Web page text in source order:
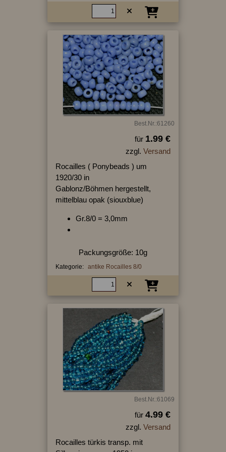
Best.Nr.:61260
für 1.99 €
zzgl. Versand
Rocailles ( Ponybeads ) um
1920/30 in
Gablonz/Böhmen hergestellt,
mittelblau opak (siouxblue)
Gr.8/0 = 3,0mm
Packungsgröße: 10g
Kategorie: antike Rocailles 8/0
Best.Nr.:61069
für 4.99 €
zzgl. Versand
Rocailles türkis transp. mit